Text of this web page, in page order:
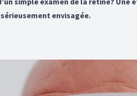
envisagée.